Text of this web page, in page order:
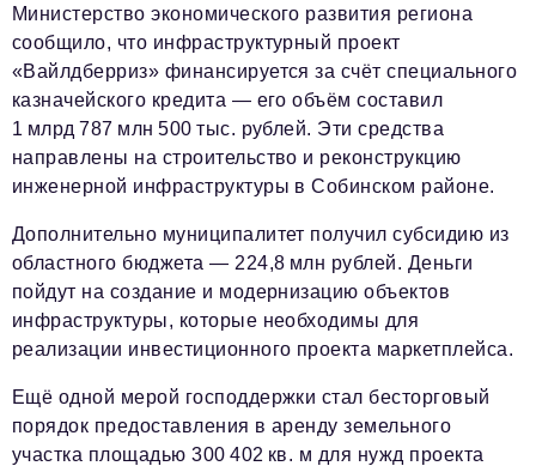
Министерство экономического развития региона
сообщило, что инфраструктурный проект
«Вайлдберриз» финансируется за счёт специального
казначейского кредита — его объём составил
1 млрд 787 млн 500 тыс. рублей. Эти средства
направлены на строительство и реконструкцию
инженерной инфраструктуры в Собинском районе.
Дополнительно муниципалитет получил субсидию из
областного бюджета — 224,8 млн рублей. Деньги
пойдут на создание и модернизацию объектов
инфраструктуры, которые необходимы для
реализации инвестиционного проекта маркетплейса.
Ещё одной мерой господдержки стал бесторговый
порядок предоставления в аренду земельного
участка площадью 300 402 кв. м для нужд проекта